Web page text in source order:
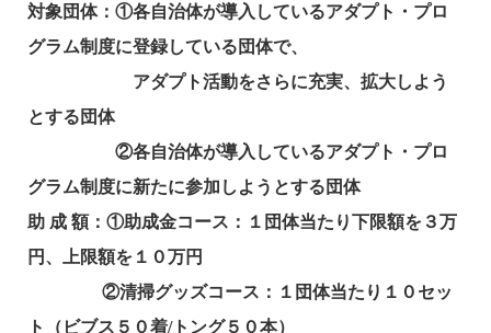
対象団体： ①各自治体が導入しているアダプト・プロ
グラム制度に登録している団体で、
アダプト活動をさらに充実、拡大しよう
とする団体
②各自治体が導入しているアダプト・プロ
グラム制度に新たに参加しようとする団体
助 成 額： ①助成金コース：１団体当たり下限額を３万
円、上限額を１０万円
②清掃グッズコース：１団体当たり１０セッ
ト（ビブス５０着/トング５０本）